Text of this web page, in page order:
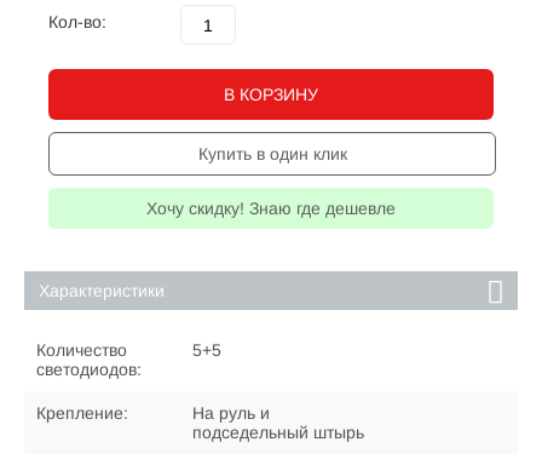
Кол-во:
В КОРЗИНУ
Купить в один клик
Хочу скидку! Знаю где дешевле
Характеристики
Количество
светодиодов:
5+5
Крепление:
На руль и
подседельный штырь